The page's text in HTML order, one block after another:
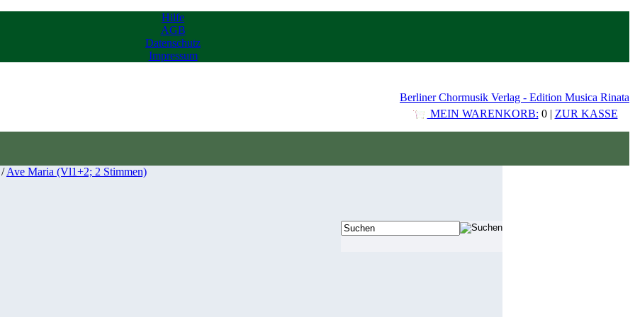
Hilfe
AGB
Datenschutz
Impressum
Berliner Chormusik Verlag - Edition Musica Rinata
MEIN WARENKORB: 0 | ZUR KASSE
/Ave Maria (Vl1+2; 2 Stimmen)